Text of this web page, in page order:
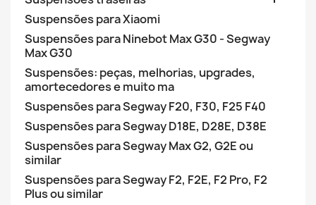
Suspensões para Xiaomi
Suspensões para Ninebot Max G30 - Segway
Max G30
Suspensões: peças, melhorias, upgrades,
amortecedores e muito ma
Suspensões para Segway F20, F30, F25 F40
Suspensões para Segway D18E, D28E, D38E
Suspensões para Segway Max G2, G2E ou
similar
Suspensões para Segway F2, F2E, F2 Pro, F2
Plus ou similar